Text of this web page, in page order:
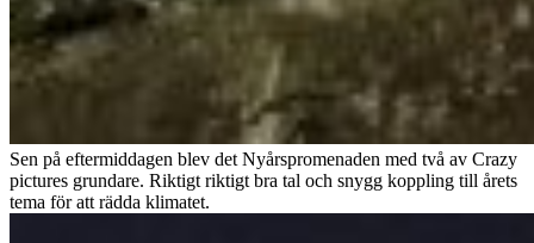
Sen på eftermiddagen blev det Nyårspromenaden med två av Crazy
pictures grundare. Riktigt riktigt bra tal och snygg koppling till årets
tema för att rädda klimatet.